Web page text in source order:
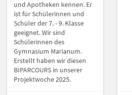
und Apotheken kennen. Er
ist für Schülerinnen und
Schüler der 7. - 9. Klasse
geeignet. Wir sind
Schülerinnen des
Gymnasium Marianum.
Erstellt haben wir diesen
BIPARCOURS in unserer
Projektwoche 2025.